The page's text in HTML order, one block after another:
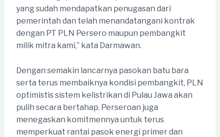
yang sudah mendapatkan penugasan dari
pemerintah dan telah menandatangani kontrak
dengan PT PLN Persero maupun pembangkit
milik mitra kami,” kata Darmawan.
Dengan semakin lancarnya pasokan batu bara
serta terus membaiknya kondisi pembangkit, PLN
optimistis sistem kelistrikan di Pulau Jawa akan
pulih secara bertahap. Perseroan juga
menegaskan komitmennya untuk terus
memperkuat rantai pasok energi primer dan